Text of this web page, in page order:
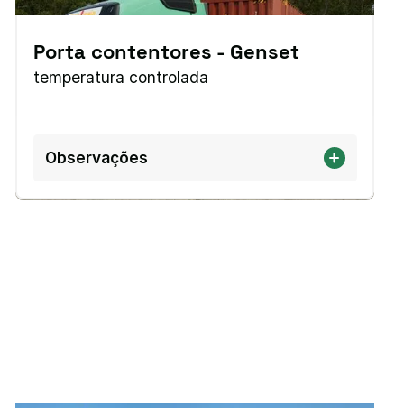
Porta contentores - Genset
temperatura controlada
Observações